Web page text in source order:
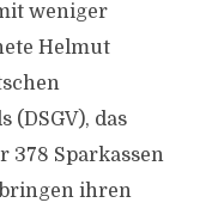
weniger
Helmut
(DSGV), das
378 Sparkassen
ihren